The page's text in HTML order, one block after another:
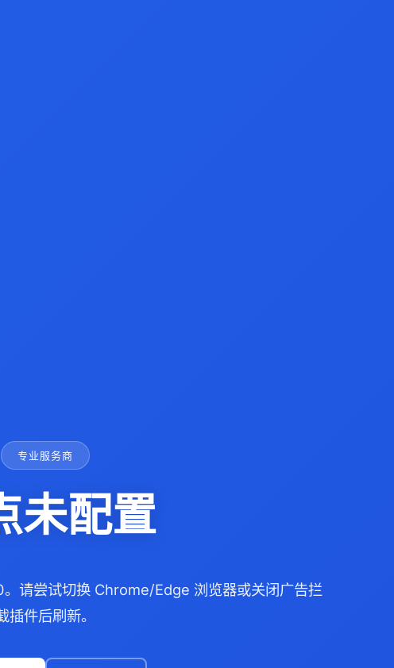
专业服务商
未配置
请尝试切换 Chrome/Edge 浏览器或关闭广告拦
插件后刷新。